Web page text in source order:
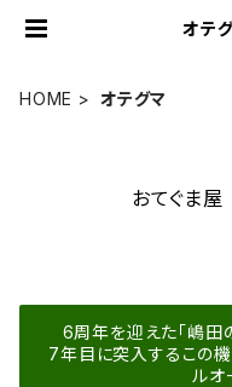
オテ
HOME オテグマ
おてぐま屋
6周年を迎えた「嶋田
7年目に突入するこの機
ルオ